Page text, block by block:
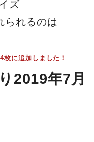
ズ
られるのは
に追加しました！
2019年7月